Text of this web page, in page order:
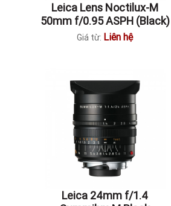
Leica Lens Noctilux-M
50mm f/0.95 ASPH (Black)
Giá từ: Liên hệ
Leica 24mm f/1.4